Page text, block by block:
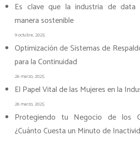
Es clave que la industria de data
manera sostenible
9 octubre, 2025
Optimización de Sistemas de
para la Continuidad
26 marzo, 2025
El Papel Vital de las Mujeres en la
26 marzo, 2025
Protegiendo tu Negocio de los
¿Cuánto Cuesta un Minuto de